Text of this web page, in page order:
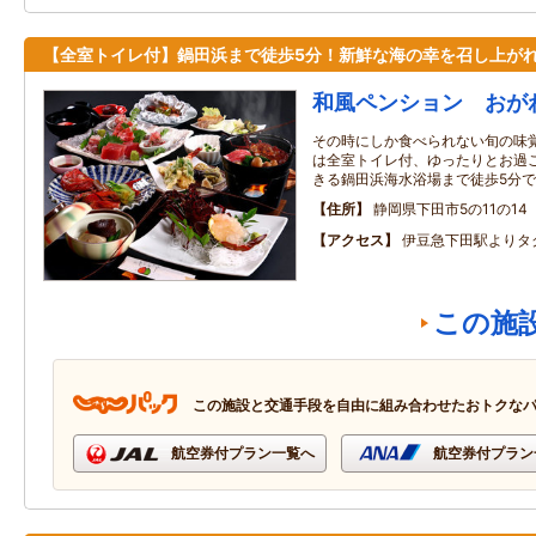
【全室トイレ付】鍋田浜まで徒歩5分！新鮮な海の幸を召し上が
和風ペンション おが
その時にしか食べられない旬の味
は全室トイレ付、ゆったりとお過
きる鍋田浜海水浴場まで徒歩5分
住所
静岡県下田市5の11の14
アクセス
伊豆急下田駅より
この施
この施設と交通手段を自由に組み合わせたおトクな
航空券付プラン一覧へ 航空券付プラ